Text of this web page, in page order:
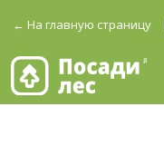
← На главную страницу